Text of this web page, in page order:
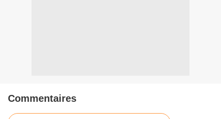
Commentaires